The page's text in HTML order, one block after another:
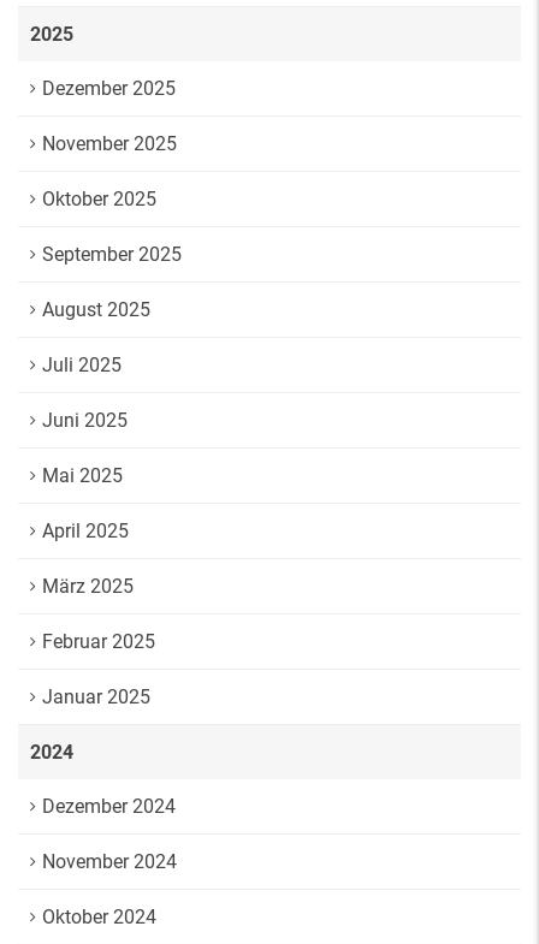
2025
Dezember 2025
November 2025
Oktober 2025
September 2025
August 2025
Juli 2025
Juni 2025
Mai 2025
April 2025
März 2025
Februar 2025
Januar 2025
2024
Dezember 2024
November 2024
Oktober 2024